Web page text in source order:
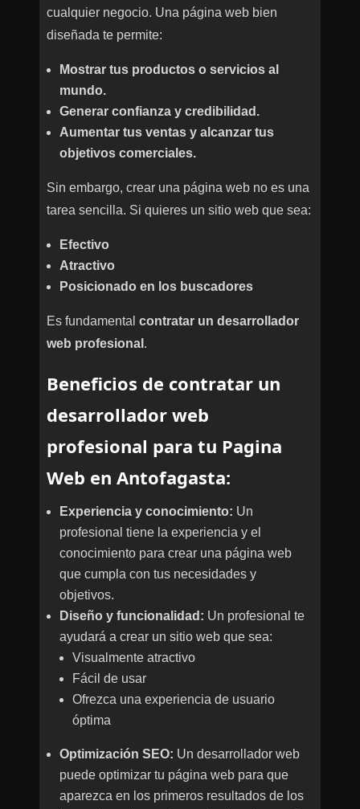
cualquier negocio. Una página web bien
diseñada te permite:
Mostrar tus productos o servicios al
mundo.
Generar confianza y credibilidad.
Aumentar tus ventas y alcanzar tus
objetivos comerciales.
Sin embargo, crear una página web no es una
tarea sencilla. Si quieres un sitio web que sea:
Efectivo
Atractivo
Posicionado en los buscadores
Es fundamental contratar un desarrollador
web profesional .
Beneficios de contratar un
desarrollador web
profesional para tu Pagina
Web en Antofagasta:
Experiencia y conocimiento: Un
profesional tiene la experiencia y el
conocimiento para crear una página web
que cumpla con tus necesidades y
objetivos.
Diseño y funcionalidad: Un profesional te
ayudará a crear un sitio web que sea:
Visualmente atractivo
Fácil de usar
Ofrezca una experiencia de usuario
óptima
Optimización SEO: Un desarrollador web
puede optimizar tu página web para que
aparezca en los primeros resultados de los